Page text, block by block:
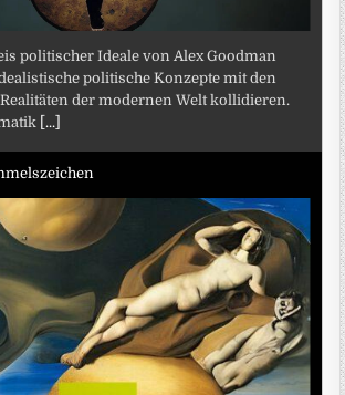
politischer Ideale von Alex Goodman
politische Konzepte mit den
der modernen Welt kollidieren.
[...]